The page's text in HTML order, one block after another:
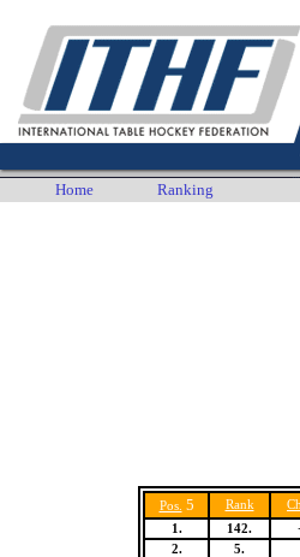
Home Ranking
Pos. 5 Rank
1.
142.
2.
5.